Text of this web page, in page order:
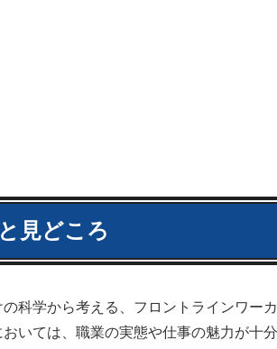
見どころ
科学から考える、フロントラインワー
いては、職業の実態や仕事の魅力が十